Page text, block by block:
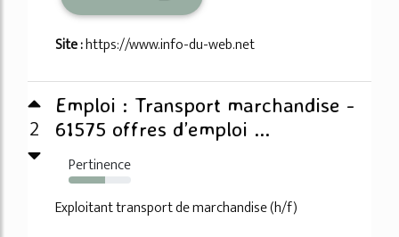
Site :https://www.info-du-web.net
2
Emploi : Transport marchandise -
61575 offres d’emploi ...
Pertinence
58%
Exploitant transport de marchandise (h/f)